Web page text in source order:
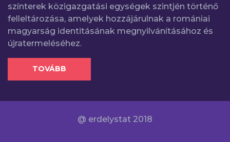
színterek közigazgatási egységek szintjén történő
felleltározása, amelyek hozzájárulnak a romániai
magyarság identitásának megnyilvánításához és
újratermeléséhez.
TOVÁBB
@ erdelystat 2018